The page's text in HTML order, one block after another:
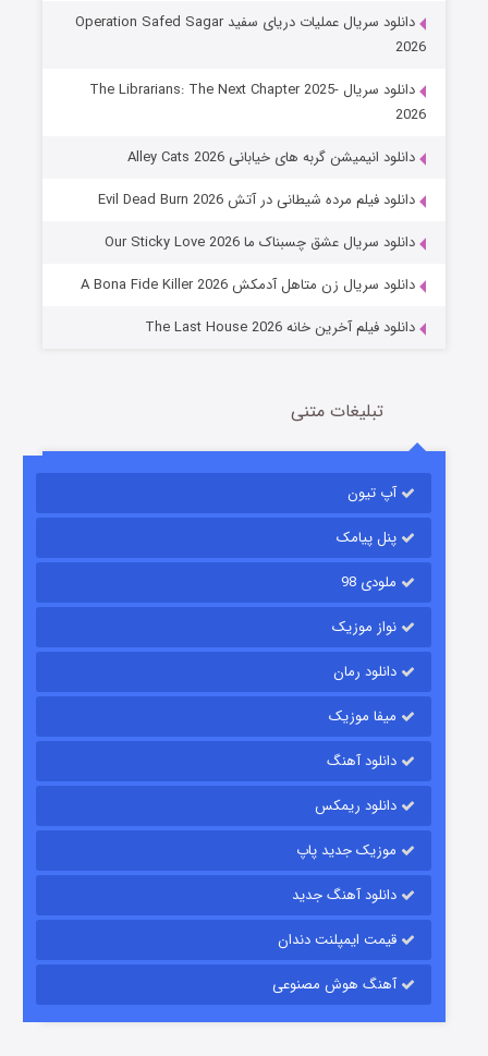
عملیات آپارتمان
قسمت2 (زیرنویس) منتشر شد
مردگان متحرک: شهر مرده ۳
قسمت
شوگر فصل ۲
دانلود سریال عملیات دریای سفید Operation Safed Sagar
2026
دانلود سریال The Librarians: The Next Chapter 2025-
2026
دانلود انیمیشن گربه های خیابانی Alley Cats 2026
دانلود فیلم مرده شیطانی در آتش Evil Dead Burn 2026
دانلود سریال عشق چسبناک ما Our Sticky Love 2026
دانلود سریال زن متاهل آدمکش A Bona Fide Killer 2026
دانلود فیلم آخرین خانه The Last House 2026
تبلیغات متنی
آپ تیون
پنل پیامک
ملودی 98
نواز موزیک
دانلود رمان
میفا موزیک
دانلود آهنگ
دانلود ریمکس
موزیک جدید پاپ
دانلود آهنگ جدید
قیمت ایمپلنت دندان
آهنگ هوش مصنوعی